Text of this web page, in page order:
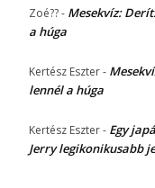
Zoé??- Mesekvíz:
a húga
Kertész Eszter-
lennél a húga
Kertész Eszter- Egy
Jerry legikonikusabb